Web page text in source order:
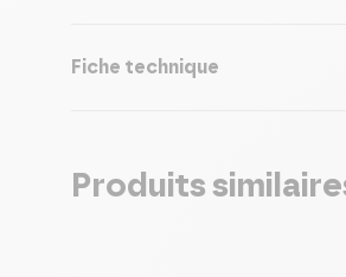
Fiche technique
Produits